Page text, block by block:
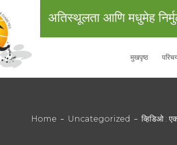
अतिस्थूलता आणि मधुमेह
मुखपृष्ठ
Home Uncategorized व्हिडिओ :